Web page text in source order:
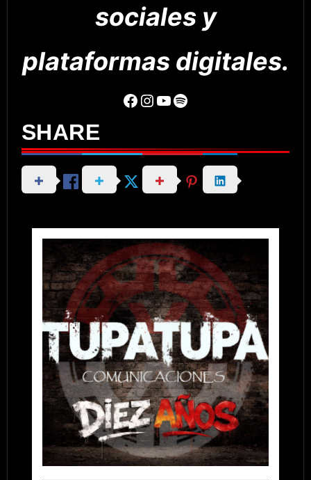
sociales y
plataformas digitales.
Facebook Instagram YouTube Spotify
SHARE